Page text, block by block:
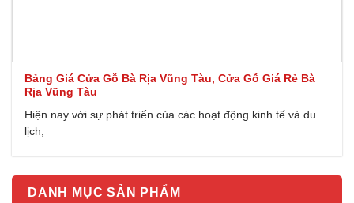
Bảng Giá Cửa Gỗ Bà Rịa Vũng Tàu, Cửa Gỗ Giá Rẻ Bà
Rịa Vũng Tàu
Hiện nay với sự phát triển của các hoạt động kinh tế và du
lịch,
DANH MỤC SẢN PHẨM